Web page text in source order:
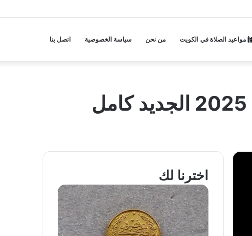
مواعيد الصلاة في الكويت من نحن سياسة الخصوصية اتصل بنا
اخترنا لك